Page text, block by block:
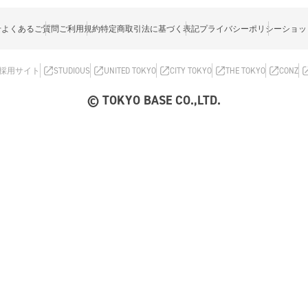
よくあるご質問ご利用規約特定商取引法に基づく表記プライバシーポリシーショ
用サイト STUDIOUS UNITED TOKYO CITY TOKYO THE TOKYO CONZ
© TOKYO BASE CO.,LTD.